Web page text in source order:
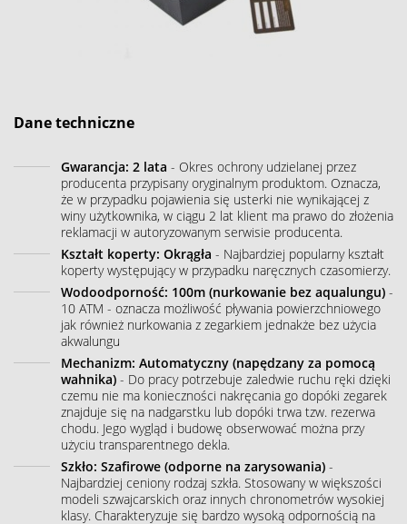
Dane techniczne
Gwarancja: 2 lata - Okres ochrony udzielanej przez
producenta przypisany oryginalnym produktom. Oznacza,
że w przypadku pojawienia się usterki nie wynikającej z
winy użytkownika, w ciągu 2 lat klient ma prawo do złożenia
reklamacji w autoryzowanym serwisie producenta.
Kształt koperty: Okrągła - Najbardziej popularny kształt
koperty występujący w przypadku naręcznych czasomierzy.
Wodoodporność: 100m (nurkowanie bez aqualungu) -
10 ATM - oznacza możliwość pływania powierzchniowego
jak również nurkowania z zegarkiem jednakże bez użycia
akwalungu
Mechanizm: Automatyczny (napędzany za pomocą
wahnika) - Do pracy potrzebuje zaledwie ruchu ręki dzięki
czemu nie ma konieczności nakręcania go dopóki zegarek
znajduje się na nadgarstku lub dopóki trwa tzw. rezerwa
chodu. Jego wygląd i budowę obserwować można przy
użyciu transparentnego dekla.
Szkło: Szafirowe (odporne na zarysowania) -
Najbardziej ceniony rodzaj szkła. Stosowany w większości
modeli szwajcarskich oraz innych chronometrów wysokiej
klasy. Charakteryzuje się bardzo wysoką odpornością na